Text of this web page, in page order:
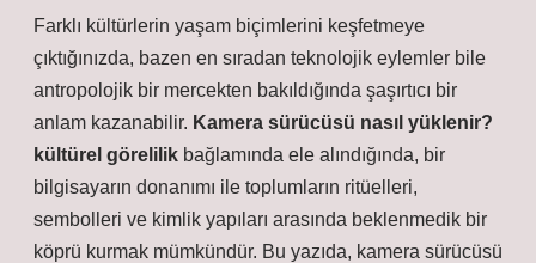
Farklı kültürlerin yaşam biçimlerini keşfetmeye
çıktığınızda, bazen en sıradan teknolojik eylemler bile
antropolojik bir mercekten bakıldığında şaşırtıcı bir
anlam kazanabilir. Kamera sürücüsü nasıl yüklenir?
kültürel görelilik bağlamında ele alındığında, bir
bilgisayarın donanımı ile toplumların ritüelleri,
sembolleri ve kimlik yapıları arasında beklenmedik bir
köprü kurmak mümkündür. Bu yazıda, kamera sürücüsü